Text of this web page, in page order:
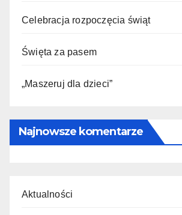
Celebracja rozpoczęcia świąt
Święta za pasem
„Maszeruj dla dzieci”
Najnowsze komentarze
Aktualności